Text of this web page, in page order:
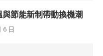
節能新制帶動換機潮
6 日